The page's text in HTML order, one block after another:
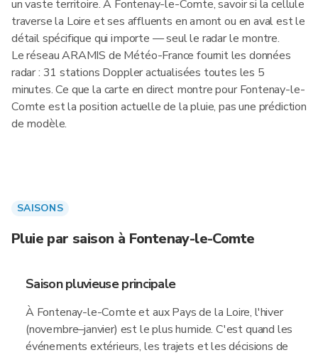
un vaste territoire. À Fontenay-le-Comte, savoir si la cellule
traverse la Loire et ses affluents en amont ou en aval est le
détail spécifique qui importe — seul le radar le montre.
Le réseau ARAMIS de Météo-France fournit les données
radar : 31 stations Doppler actualisées toutes les 5
minutes. Ce que la carte en direct montre pour Fontenay-le-
Comte est la position actuelle de la pluie, pas une prédiction
de modèle.
SAISONS
Pluie par saison à Fontenay-le-Comte
Saison pluvieuse principale
À Fontenay-le-Comte et aux Pays de la Loire, l'hiver
(novembre–janvier) est le plus humide. C'est quand les
événements extérieurs, les trajets et les décisions de